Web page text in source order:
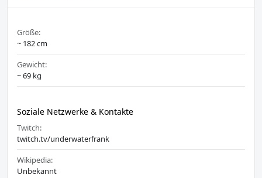
Größe:
~ 182 cm
Gewicht:
~ 69 kg
Soziale Netzwerke & Kontakte
Twitch:
twitch.tv/underwaterfrank
Wikipedia:
Unbekannt